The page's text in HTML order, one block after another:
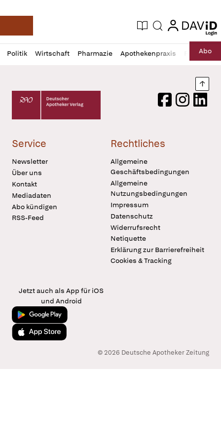
Deutsche Apotheker Zeitung
Aktuelle Ausgabe
Suche login
login
Politik Wirtschaft Pharmazie Apothekenpraxis RechtAbo
Profil
öffnen
Daz
Pur
Deutscher Apotheker Verlag Logo
FacebookInstagram
Service
Newsletter
Über uns
Kontakt
Mediadaten
Abo kündigen
RSS-Feed
Rechtliches
Allgemeine
Geschäftsbedingungen
Allgemeine
Nutzungsbedingungen
Impressum
Datenschutz
Widerrufsrecht
Netiquette
Erklärung zur Barrierefreiheit
Cookies & Tracking
Jetzt auch als App für iOS
und Android
Jetzt bei Google Play
Laden im App Store
© 2026 Deutsche Apotheker Zeitung